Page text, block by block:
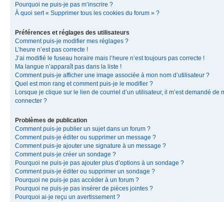
Pourquoi ne puis-je pas m’inscrire ?
À quoi sert « Supprimer tous les cookies du forum » ?
Préférences et réglages des utilisateurs
Comment puis-je modifier mes réglages ?
L’heure n’est pas correcte !
J’ai modifié le fuseau horaire mais l’heure n’est toujours pas correcte !
Ma langue n’apparaît pas dans la liste !
Comment puis-je afficher une image associée à mon nom d’utilisateur ?
Quel est mon rang et comment puis-je le modifier ?
Lorsque je clique sur le lien de courriel d’un utilisateur, il m’est demandé de
connecter ?
Problèmes de publication
Comment puis-je publier un sujet dans un forum ?
Comment puis-je éditer ou supprimer un message ?
Comment puis-je ajouter une signature à un message ?
Comment puis-je créer un sondage ?
Pourquoi ne puis-je pas ajouter plus d’options à un sondage ?
Comment puis-je éditer ou supprimer un sondage ?
Pourquoi ne puis-je pas accéder à un forum ?
Pourquoi ne puis-je pas insérer de pièces jointes ?
Pourquoi ai-je reçu un avertissement ?